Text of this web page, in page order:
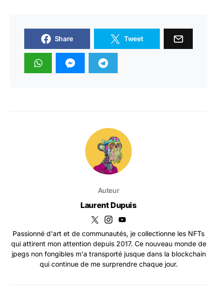
Share Tweet
Auteur
Laurent Dupuis
Passionné d'art et de communautés, je collectionne les NFTs
qui attirent mon attention depuis 2017. Ce nouveau monde de
jpegs non fongibles m'a transporté jusque dans la blockchain
qui continue de me surprendre chaque jour.